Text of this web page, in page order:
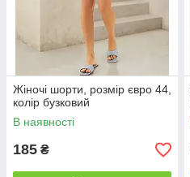
Жіночі шорти, розмір євро 44,
колір бузковий
В наявності
185 ₴